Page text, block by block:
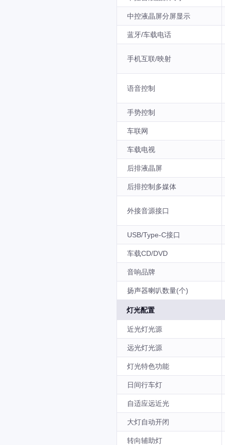
中控液晶屏分屏显示
蓝牙/车载电话
手机互联/映射
语音控制
手势控制
车联网
车载电视
后排液晶屏
后排控制多媒体
外接音源接口
USB/Type-C接口
车载CD/DVD
音响品牌
扬声器喇叭数量(个)
灯光配置
近光灯光源
远光灯光源
灯光特色功能
日间行车灯
自适应远近光
大灯自动开闭
转向辅助灯